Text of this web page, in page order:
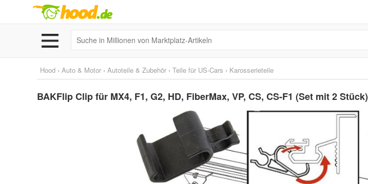
Hood › Auto & Motor › Autoteile & Zubehör › Teile für US-Cars › Karosserieteile
BAKFlip Clip für MX4, F1, G2, HD, FiberMax, VP, CS, CS-F1 (Set mit 2 Stück)